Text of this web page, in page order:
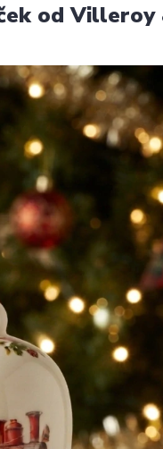
od Villeroy